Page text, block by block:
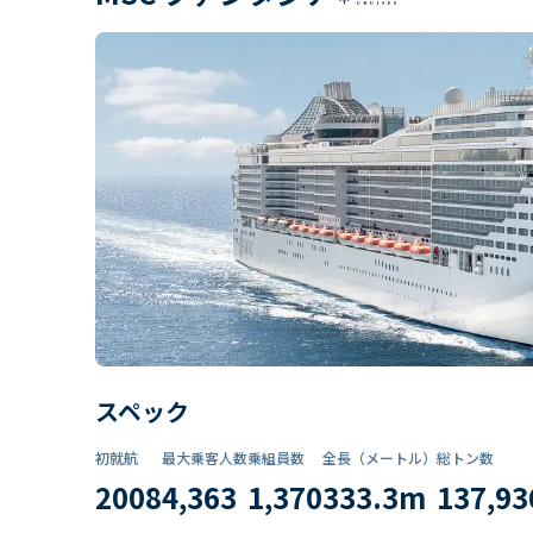
スペック
初就航
2008
最大乗客人数
4,363
乗組員数​
1,370
全長（メートル）
333.3m
総トン数​